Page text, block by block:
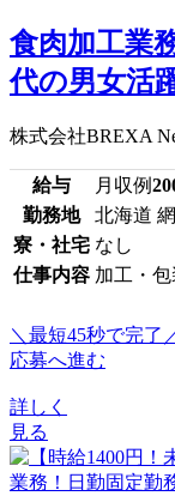
食肉加工業
代の男女活
株式会社BREXA
給与 月収例
勤務地
北海道
寮・社宅 なし
仕事内容 加工・
＼最短45秒で完了
応募へ進む
詳しく
見る